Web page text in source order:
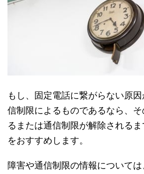
もし、固定電話に繋がらない原
信制限によるものであるなら、
るまたは通信制限が解除される
をおすすめします。
障害や通信制限の情報について